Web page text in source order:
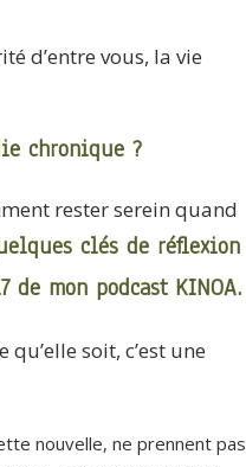
d’entre vous, la vie
chronique ?
rester serein quand
clés de réflexion
de mon podcast KINOA.
qu’elle soit, c’est une
nouvelle, ne prennent pas